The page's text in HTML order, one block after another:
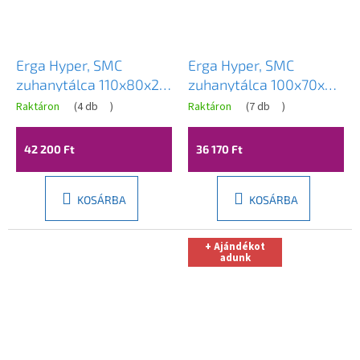
Erga Hyper, SMC
zuhanytálca 110x80x2,6
cm + szifon, fehér matt,
ERG-V06-SMC-8011S-
WH
Raktáron (4 db )
42 200 Ft
KOSÁRBA
Erga Hyper, SMC
zuhanytálca 100x70x2,6
cm + szifon, fehér matt,
ERG-V06-SMC-7010S-
WH
Raktáron (7 db )
36 170 Ft
KOSÁRBA
+ Ajándékot
adunk